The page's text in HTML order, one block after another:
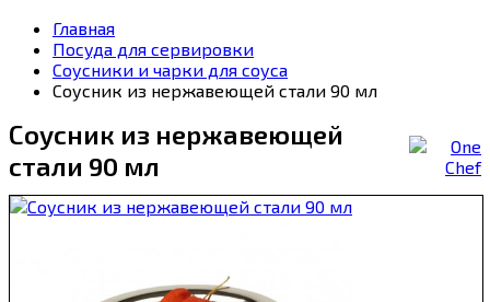
Главная
Посуда для сервировки
Соусники и чарки для соуса
Соусник из нержавеющей стали 90 мл
Соусник из нержавеющей
стали 90 мл